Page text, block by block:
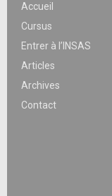
Accueil
Cursus
Entrer à l’INSAS
Articles
Archives
Contact